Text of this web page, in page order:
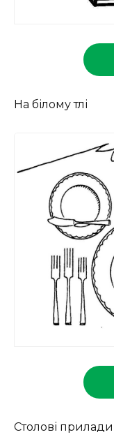
На білому тлі
Столові прилади